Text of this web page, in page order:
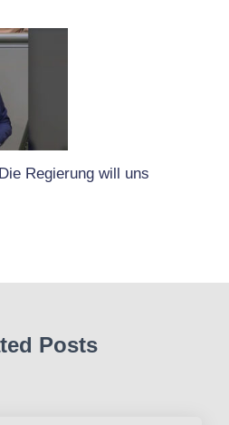
Regierung will uns
Posts